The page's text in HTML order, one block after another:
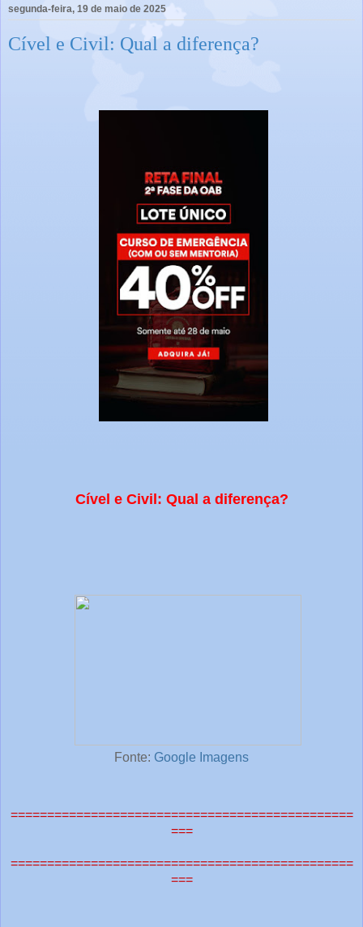
segunda-feira, 19 de maio de 2025
Cível e Civil: Qual a diferença?
Cível e Civil: Qual a diferença?
Fonte: Google Imagens
===============================================
===
===============================================
===